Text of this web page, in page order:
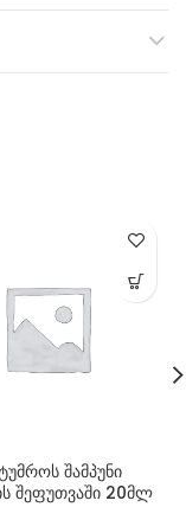
შამპუნი
შეფუთვაში 20მლ